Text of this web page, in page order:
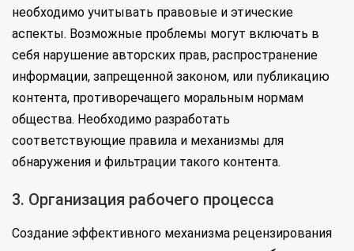
необходимо учитывать правовые и этические
аспекты. Возможные проблемы могут включать в
себя нарушение авторских прав, распространение
информации, запрещенной законом, или публикацию
контента, противоречащего моральным нормам
общества. Необходимо разработать
соответствующие правила и механизмы для
обнаружения и фильтрации такого контента.
3. Организация рабочего процесса
Создание эффективного механизма рецензирования